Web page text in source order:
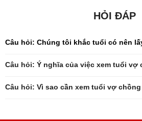
HỎI ĐÁP
Câu hỏi: Chúng tôi khắc tuổi có nên
Câu hỏi: Vì sao cần xem tuổi vợ chồng